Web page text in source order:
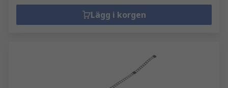
Lägg i korgen